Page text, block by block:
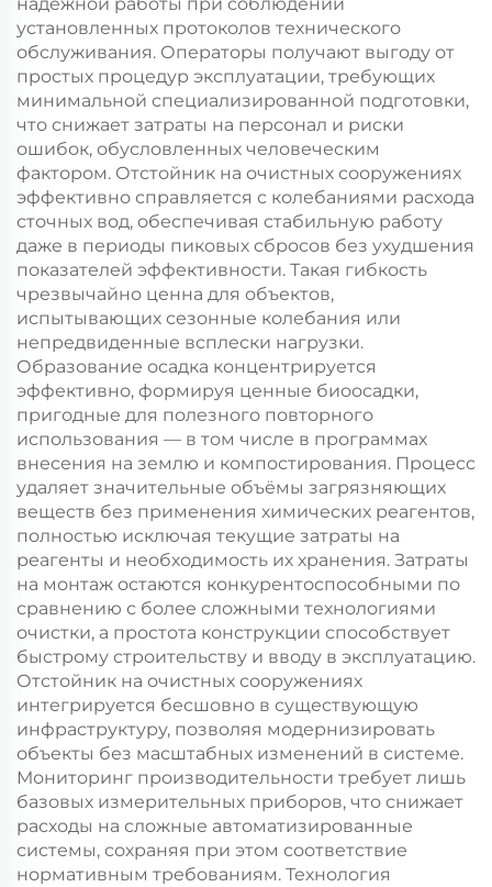
установленных протоколов технического
обслуживания. Операторы получают выгоду от
простых процедур эксплуатации, требующих
минимальной специализированной подготовки,
что снижает затраты на персонал и риски
ошибок, обусловленных человеческим
фактором. Отстойник на очистных сооружениях
эффективно справляется с колебаниями расхода
сточных вод, обеспечивая стабильную работу
даже в периоды пиковых сбросов без ухудшения
показателей эффективности. Такая гибкость
чрезвычайно ценна для объектов,
испытывающих сезонные колебания или
непредвиденные всплески нагрузки.
Образование осадка концентрируется
эффективно, формируя ценные биоосадки,
пригодные для полезного повторного
использования — в том числе в программах
внесения на землю и компостирования. Процесс
удаляет значительные объёмы загрязняющих
веществ без применения химических реагентов,
полностью исключая текущие затраты на
реагенты и необходимость их хранения. Затраты
на монтаж остаются конкурентоспособными по
сравнению с более сложными технологиями
очистки, а простота конструкции способствует
быстрому строительству и вводу в эксплуатацию.
Отстойник на очистных сооружениях
интегрируется бесшовно в существующую
инфраструктуру, позволяя модернизировать
объекты без масштабных изменений в системе.
Мониторинг производительности требует лишь
базовых измерительных приборов, что снижает
расходы на сложные автоматизированные
системы, сохраняя при этом соответствие
нормативным требованиям. Технология